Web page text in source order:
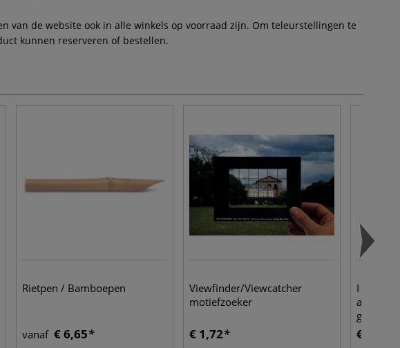
van de website ook in alle winkels op voorraad zijn. Om teleurstellingen te
kunnen reserveren of bestellen.
Rietpen / Bamboepen
vanaf € 6,65
Viewfinder/Viewcatcher
motiefzoeker
€ 1,72
I LOVE
€ 23,55